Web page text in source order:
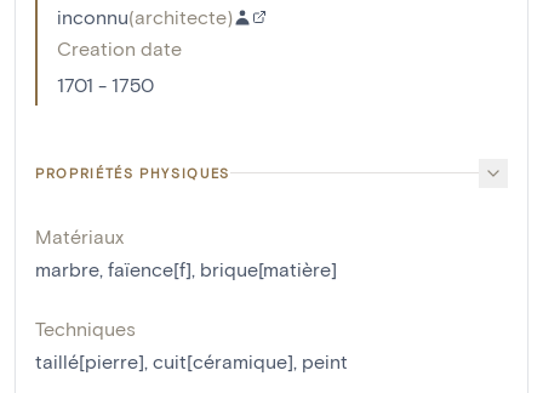
inconnu(architecte)
Creation date
1701 - 1750
PROPRIÉTÉS PHYSIQUES
Matériaux
marbre, faïence[f], brique[matière]
Techniques
taillé[pierre], cuit[céramique], peint